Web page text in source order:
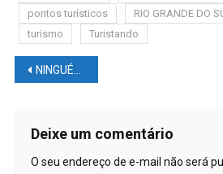
pontos turísticos
RIO GRANDE DO
turismo
Turistando
Navegação
Post
NINGUÉM passa ACOSTA enquanto ESTIVER OLHANDO
Deixe um comentário
O seu endereço de e-mail não será